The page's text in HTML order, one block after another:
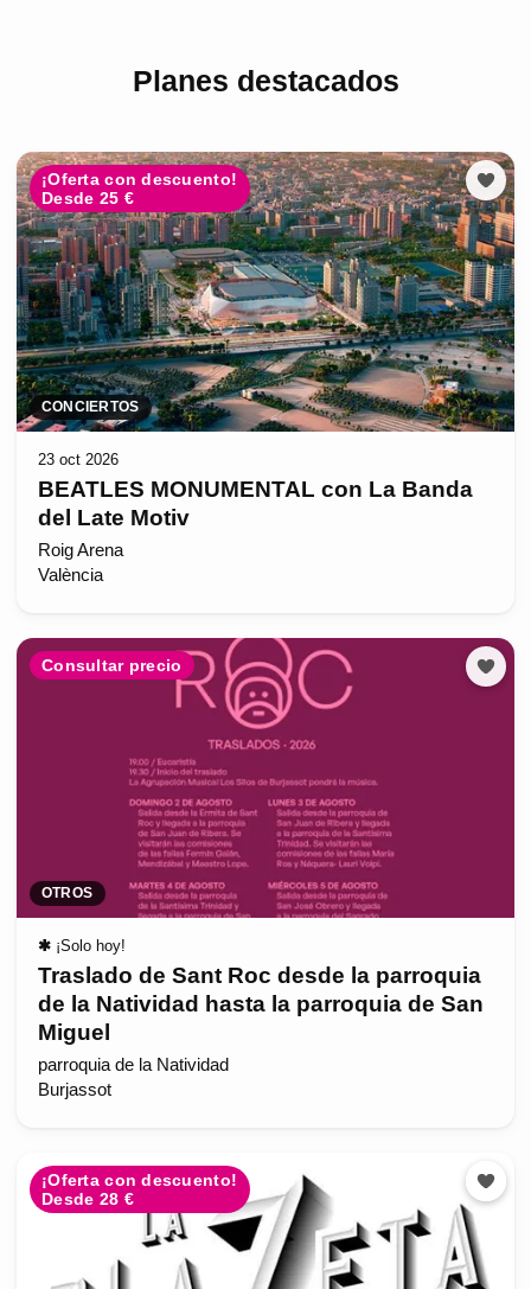
Planes destacados
¡Oferta con descuento!
Desde 25 €
CONCIERTOS
23 oct 2026
BEATLES MONUMENTAL con La Banda
del Late Motiv
Roig Arena
València
Consultar precio
OTROS
✱ ¡Solo hoy!
Traslado de Sant Roc desde la parroquia
de la Natividad hasta la parroquia de San
Miguel
parroquia de la Natividad
Burjassot
¡Oferta con descuento!
Desde 28 €